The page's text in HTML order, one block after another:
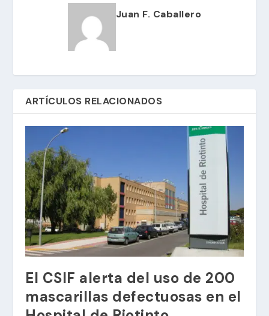
Juan F. Caballero
ARTÍCULOS RELACIONADOS
El CSIF alerta del uso de 200
mascarillas defectuosas en el